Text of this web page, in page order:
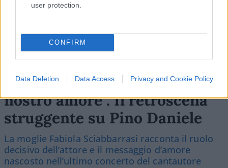
user protection.
CONFIRM
Data Deletion Data Access Privacy and Cookie Policy
“Troisi avrebbe salvato il
nostro amore”. Il retroscena
struggente su Pino Daniele
La moglie Fabiola Sciabbarrasi racconta il ruolo
decisivo dell’attore e il messaggio d’amore
nascosto nell’ultimo concerto del cantautore